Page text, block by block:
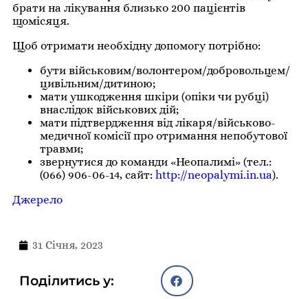
брати на лікування близько 200 пацієнтів
щомісяця.
Щоб отримати необхідну допомогу потрібно:
бути військовим/волонтером/добровольцем/
цивільним/дитиною;
мати ушкодження шкіри (опіки чи рубці)
внаслідок військових дій;
мати підтвердження від лікаря/військово-
медичної комісії про отримання непобутової
травми;
звернутися до команди «Неопалимі» (тел.:
(066) 906-06-14, сайт: http://neopalymi.in.ua).
Джерело
31 Січня, 2023
Поділитись у: